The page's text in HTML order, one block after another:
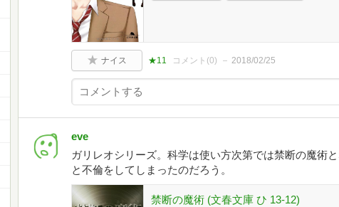
ナイス ★11 コメント(0) 2018/02/25
eve
ガリレオシリーズ。科学は使い方次第では禁断の魔術
と不倫をしてしまったのだろう。
禁断の魔術 (文春文庫 ひ 13-12)